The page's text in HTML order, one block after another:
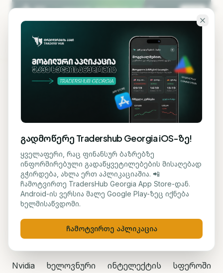
გადადი ძირითად შინაარსზე
KA EN
ᲡᲐᲤᲝᲜᲓᲝ
Nvidia-ს აქციების სამიზნე
ფასმა 700 დოლარს
გადააჭარბა
მარიამ ქადარია 17 ივნისი, 2026 5 წთ კითხვა
Nvidia ხელოვნური ინტელექტის სფეროში
გადმოწერე Tradershub Georgia iOS-ზე!
ყველაფერი, რაც ფინანსურ ბაზრებზე
ინფორმირებული გადაწყვეტილებების მისაღებად
გჭირდება, ახლა ერთ აპლიკაციაშია. 📲
ჩამოტვირთე TradersHub Georgia App Store-დან.
Android-ის ვერსია მალე Google Play-ზეც იქნება
ხელმისაწვდომი.
ჩამოტვირთე აპლიკაცია